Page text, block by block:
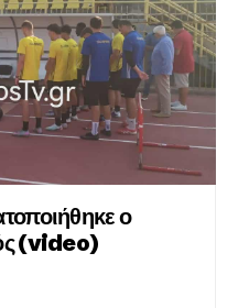
ο
(video)